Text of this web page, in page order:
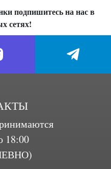
подпишитесь на нас в
сетях!
18:00